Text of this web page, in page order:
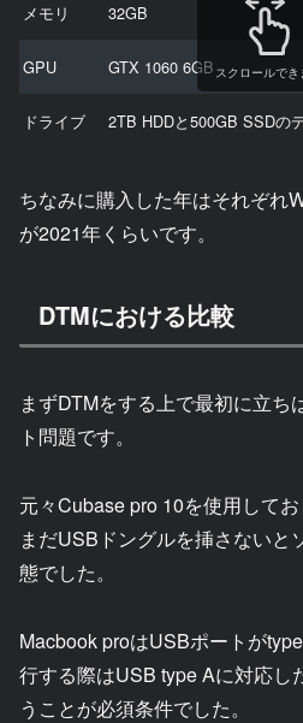
メモリ 32GB
GPU GTX 1060 6GB
ドライブ 2TB HDDと500GB SSDの
スクロールでき
ちなみに購入した年はそれぞれ
が2021年くらいです。
DTMにおける比較
まずDTMをする上で最初に立ち
ト問題です。
元々Cubase pro 10を使用して
まだUSBドングルを挿さないと
態でした。
Macbook proはUSBポートが
行する際はUSB type Aに対応し
うことが必須条件でした。